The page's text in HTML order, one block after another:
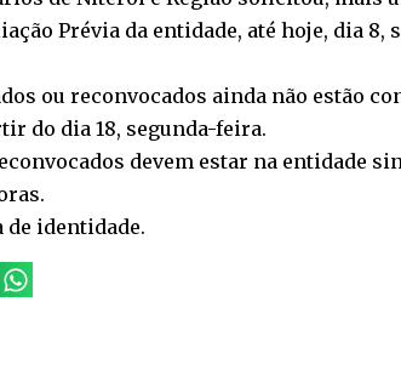
Prévia da entidade, até hoje, dia
ou reconvocados ainda não estão
do dia 18, segunda-feira.
devem estar na entidade
de identidade.